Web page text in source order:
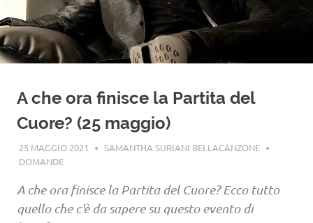
A che ora finisce la Partita del
Cuore? (25 maggio)
25 MAGGIO 2021
SAMANTHA SURIANI BELLACANZONE
DOMANDE
A che ora finisce la Partita del Cuore? Ecco tutto
quello che c'è da sapere su questo evento di